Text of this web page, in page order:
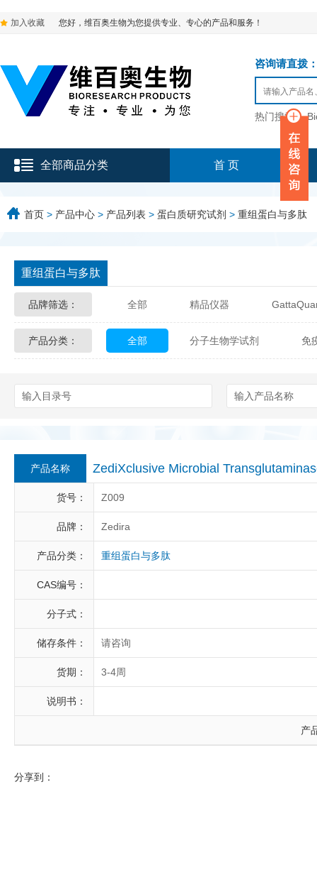
加入收藏 您好，维百奥生物为您提供专业、专心的产品和服务！
咨询请直拨
热门搜索：
全部商品分类 首 页
首页 > 产品中心 > 产品列表 > 蛋白质研究试剂 > 重组蛋白与多肽
重组蛋白与多肽
品牌筛选： 全部 精品仪器
Glycon Biochem Sterlitech
Berry & Associates
LGC Maine Standards
Abbexa AbD Serotec
产品分类： 全部 分子生物学试剂 免
产品名称 ZediXclusive Microbial
货号： Z009
品牌： Zedira
产品分类： 重组蛋白与多肽
CAS编号：
分子式：
储存条件： 请咨询
货期： 3-4周
说明书：
产
分享到：